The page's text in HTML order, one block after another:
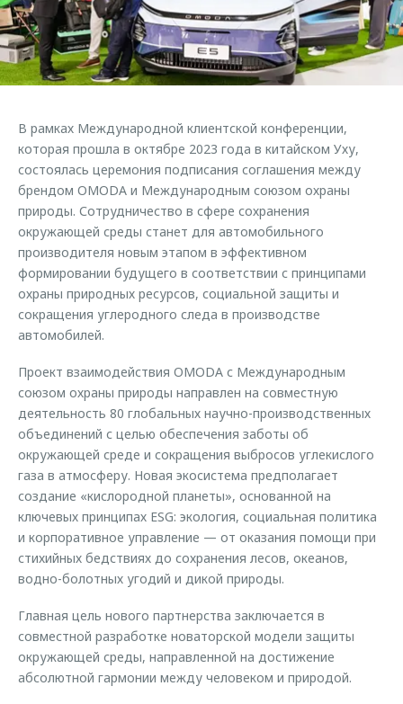
Страхование
Кредитный калькулятор
Аксессуары
Оригинальные аксессуары
Запчасти
Трейд-ин
Калькулятор трейд-ин
Клиентская поддержка
O&J Автоклуб
Клуб владельцев OMODA
Аксессуары
Одежда и сувениры
Оригинальные аксессуары
Запчасти
Обратная связь
В рамках Международной клиентской конференции,
которая прошла в октябре 2023 года в китайском Уху,
состоялась церемония подписания соглашения между
брендом OMODA и Международным союзом охраны
природы. Сотрудничество в сфере сохранения
окружающей среды станет для автомобильного
производителя новым этапом в эффективном
формировании будущего в соответствии с принципами
охраны природных ресурсов, социальной защиты и
сокращения углеродного следа в производстве
автомобилей.
Проект взаимодействия OMODA с Международным
союзом охраны природы направлен на совместную
деятельность 80 глобальных научно-производственных
объединений с целью обеспечения заботы об
окружающей среде и сокращения выбросов углекислого
газа в атмосферу. Новая экосистема предполагает
создание «кислородной планеты», основанной на
ключевых принципах ESG: экология, социальная политика
и корпоративное управление — от оказания помощи при
стихийных бедствиях до сохранения лесов, океанов,
водно-болотных угодий и дикой природы.
Главная цель нового партнерства заключается в
совместной разработке новаторской модели защиты
окружающей среды, направленной на достижение
абсолютной гармонии между человеком и природой.